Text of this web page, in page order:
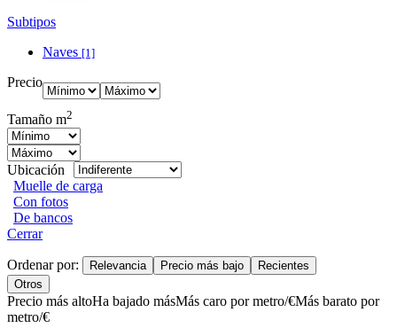
Subtipos
Naves [1]
Precio
Tamaño m2
Ubicación
Muelle de carga
Con fotos
De bancos
Cerrar
Ordenar por: Relevancia Precio más bajo
Recientes
Otros
Precio más altoHa bajado másMás caro por metro/€Más barato por
metro/€